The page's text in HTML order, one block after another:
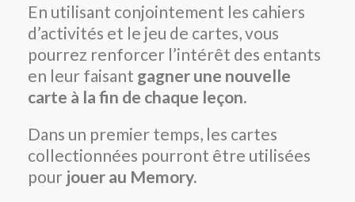
En utilisant conjointement les cahiers
d’activités et le jeu de cartes,vous
pourrez renforcer l’intérêt des entants
en leur faisant gagner une nouvelle
carte à la fin de chaque leçon.
Dans un premier temps, les cartes
collectionnées pourront être utilisées
pour jouer au Memory.